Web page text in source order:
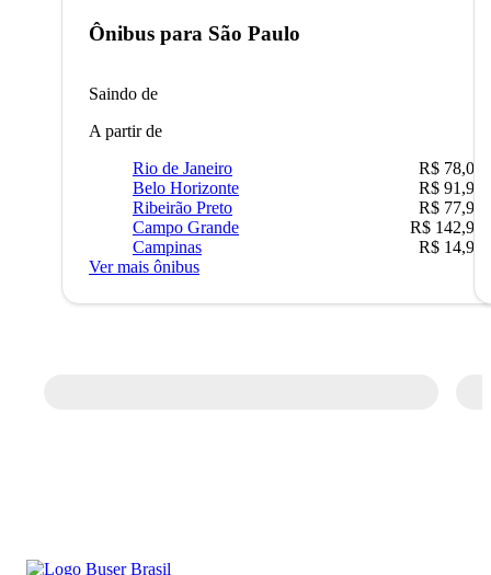
Ônibus para São Paulo
Saindo de
A partir de
Rio de Janeiro
R$ 78,02
Belo Horizonte
R$ 91,90
Ribeirão Preto
R$ 77,90
Campo Grande
R$ 142,90
Campinas
R$ 14,90
Ver mais ônibus